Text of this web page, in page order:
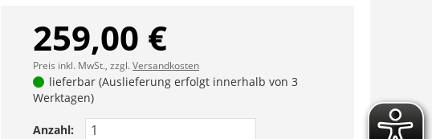
259,00 €
Preis inkl. MwSt., zzgl.Versandkosten
lieferbar (Auslieferung erfolgt innerhalb von 3
Werktagen)
Anzahl: